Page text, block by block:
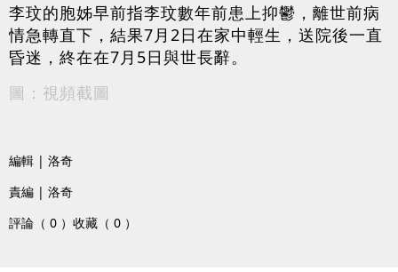
李玟的胞姊早前指李玟數年前患上抑鬱，離世前病
情急轉直下，結果7月2日在家中輕生，送院後一直
昏迷，終在在7月5日與世長辭。
圖：視頻截圖
編輯 | 洛奇
責編 | 洛奇
評論（ 0 ） 收藏（ 0 ）